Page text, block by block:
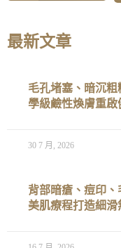
最新文章
毛孔堵塞、暗沉
學級鹼性煥膚重啟
30 7 月, 2026
背部暗瘡、痘印
美肌療程打造細滑